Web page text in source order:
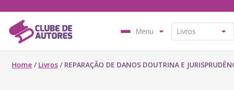
Menu
Home / Livros / REPARAÇÃO DE DANOS DOUTRINA E